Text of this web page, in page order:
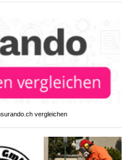
vergleichen